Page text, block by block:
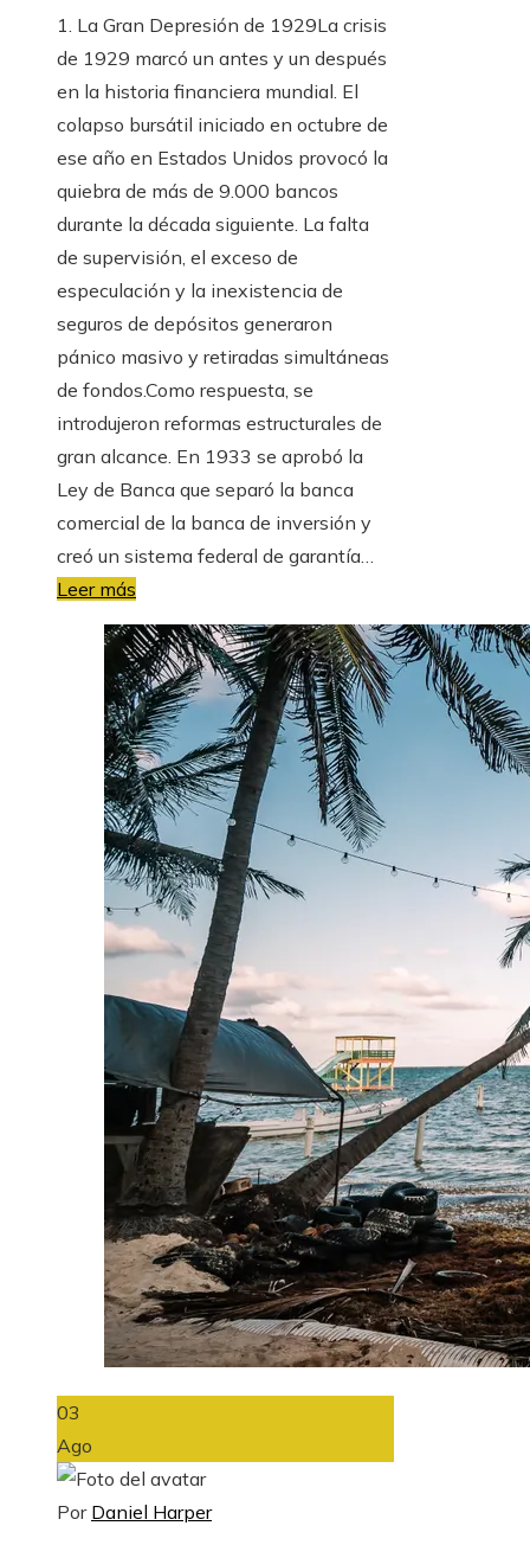
1. La Gran Depresión de 1929La crisis
de 1929 marcó un antes y un después
en la historia financiera mundial. El
colapso bursátil iniciado en octubre de
ese año en Estados Unidos provocó la
quiebra de más de 9.000 bancos
durante la década siguiente. La falta
de supervisión, el exceso de
especulación y la inexistencia de
seguros de depósitos generaron
pánico masivo y retiradas simultáneas
de fondos.Como respuesta, se
introdujeron reformas estructurales de
gran alcance. En 1933 se aprobó la
Ley de Banca que separó la banca
comercial de la banca de inversión y
creó un sistema federal de garantía…
Leer más
03
Ago
Por Daniel Harper